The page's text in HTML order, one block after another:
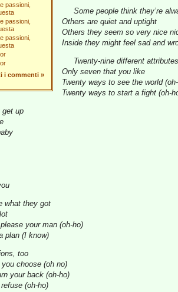
passioni,
passioni,
passioni,
i commenti »
Some people think they’re
Others are quiet and uptight
Others they seem so very nice
Inside they might feel sad and
Twenty-nine different attributes
Only seven that you like
Twenty ways to see the world
Twenty ways to start a fight (oh-
get up
what they got
your man (oh-ho)
plan (I know)
too
choose (oh no)
your back (oh-ho)
(oh-ho)